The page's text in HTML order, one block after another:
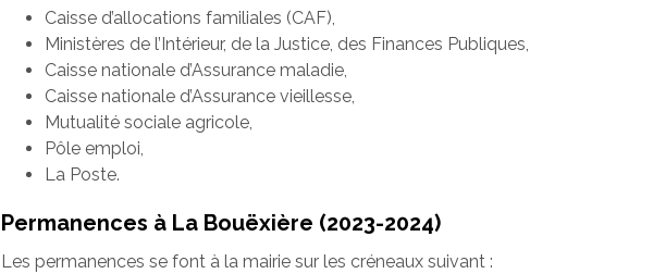
Caisse d’allocations familiales (CAF),
Ministères de l’Intérieur, de la Justice, des Finances Publiques,
Caisse nationale d’Assurance maladie,
Caisse nationale d’Assurance vieillesse,
Mutualité sociale agricole,
Pôle emploi,
La Poste.
Permanences à La Bouëxière (2023-2024)
Les permanences se font à la mairie sur les créneaux suivant :